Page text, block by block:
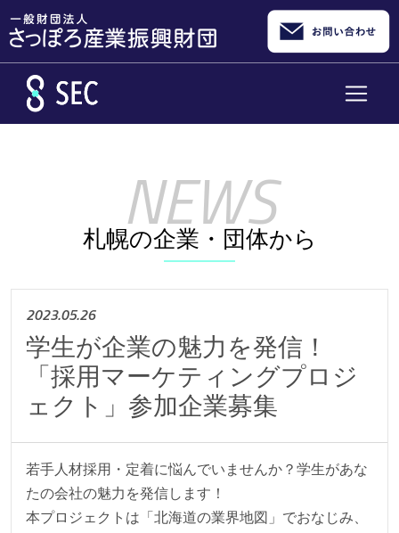
札幌の企業・団体から
2023.05.26
学生が企業の魅力を発信！
「採用マーケティングプロジ
ェクト」参加企業募集
若手人材採用・定着に悩んでいませんか？学生があな
たの会社の魅力を発信します！
本プロジェクトは「北海道の業界地図」でおなじみ、